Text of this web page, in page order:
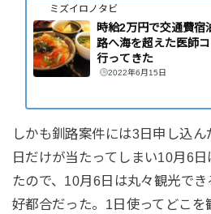
ミズイロノタビ
時給2万円で交通費宿
路へ海を超えた医師
行ってきた
2022年6月15日
しかも釧路案件には3日申し込
日だけが当たってしまい10月6
たので、10月6日は丸々観光で
好都合だった。1日使ってどこを